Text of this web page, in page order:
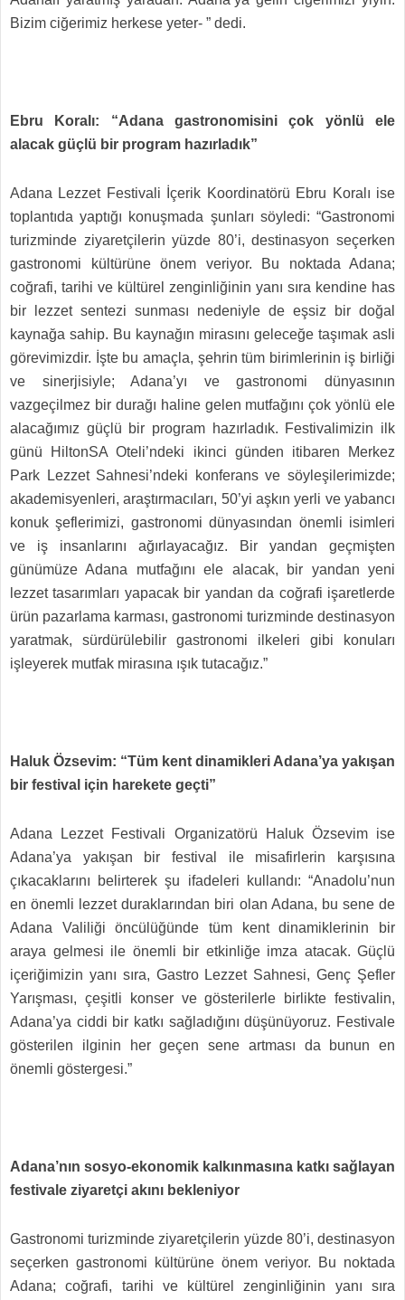
Bizim ciğerimiz herkese yeter- ” dedi.
Ebru Koralı: “Adana gastronomisini çok yönlü ele
alacak güçlü bir program hazırladık”
Adana Lezzet Festivali İçerik Koordinatörü Ebru Koralı ise
toplantıda yaptığı konuşmada şunları söyledi: “Gastronomi
turizminde ziyaretçilerin yüzde 80’i, destinasyon seçerken
gastronomi kültürüne önem veriyor. Bu noktada Adana;
coğrafi, tarihi ve kültürel zenginliğinin yanı sıra kendine has
bir lezzet sentezi sunması nedeniyle de eşsiz bir doğal
kaynağa sahip. Bu kaynağın mirasını geleceğe taşımak asli
görevimizdir. İşte bu amaçla, şehrin tüm birimlerinin iş birliği
ve sinerjisiyle; Adana’yı ve gastronomi dünyasının
vazgeçilmez bir durağı haline gelen mutfağını çok yönlü ele
alacağımız güçlü bir program hazırladık. Festivalimizin ilk
günü HiltonSA Oteli’ndeki ikinci günden itibaren Merkez
Park Lezzet Sahnesi’ndeki konferans ve söyleşilerimizde;
akademisyenleri, araştırmacıları, 50’yi aşkın yerli ve yabancı
konuk şeflerimizi, gastronomi dünyasından önemli isimleri
ve iş insanlarını ağırlayacağız. Bir yandan geçmişten
günümüze Adana mutfağını ele alacak, bir yandan yeni
lezzet tasarımları yapacak bir yandan da coğrafi işaretlerde
ürün pazarlama karması, gastronomi turizminde destinasyon
yaratmak, sürdürülebilir gastronomi ilkeleri gibi konuları
işleyerek mutfak mirasına ışık tutacağız.”
Haluk Özsevim: “Tüm kent dinamikleri Adana’ya yakışan
bir festival için harekete geçti”
Adana Lezzet Festivali Organizatörü Haluk Özsevim ise
Adana’ya yakışan bir festival ile misafirlerin karşısına
çıkacaklarını belirterek şu ifadeleri kullandı: “Anadolu’nun
en önemli lezzet duraklarından biri olan Adana, bu sene de
Adana Valiliği öncülüğünde tüm kent dinamiklerinin bir
araya gelmesi ile önemli bir etkinliğe imza atacak. Güçlü
içeriğimizin yanı sıra, Gastro Lezzet Sahnesi, Genç Şefler
Yarışması, çeşitli konser ve gösterilerle birlikte festivalin,
Adana’ya ciddi bir katkı sağladığını düşünüyoruz. Festivale
gösterilen ilginin her geçen sene artması da bunun en
önemli göstergesi.”
Adana’nın sosyo-ekonomik kalkınmasına katkı sağlayan
festivale ziyaretçi akını bekleniyor
Gastronomi turizminde ziyaretçilerin yüzde 80’i, destinasyon
seçerken gastronomi kültürüne önem veriyor. Bu noktada
Adana; coğrafi, tarihi ve kültürel zenginliğinin yanı sıra